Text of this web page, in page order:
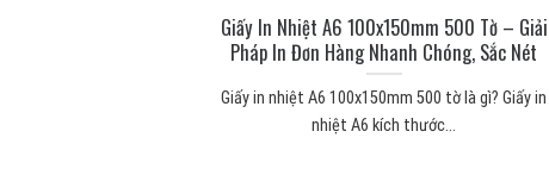
Giấy In Nhiệt A6 100x150mm 500 Tờ – Giải
Pháp In Đơn Hàng Nhanh Chóng, Sắc Nét
Giấy in nhiệt A6 100x150mm 500 tờ là gì? Giấy in
nhiệt A6 kích thước...